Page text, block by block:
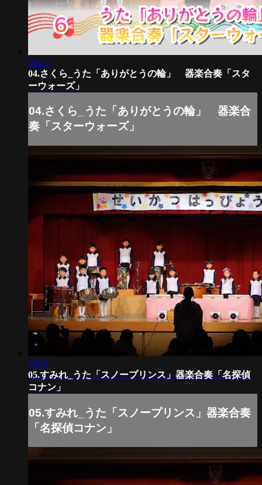
00:25
04.さくら_うた「ありがとうの輪」 器楽合奏「スタ
ーウォーズ」
04.さくら_うた「ありがとうの輪」 器楽合
奏「スターウォーズ」
00:31
05.すみれ_うた「スノープリンス」器楽合奏「名探偵
コナン」
05.すみれ_うた「スノープリンス」器楽合奏
「名探偵コナン」